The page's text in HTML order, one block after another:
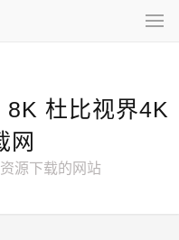
杜比视界4K
网
源下载的网站